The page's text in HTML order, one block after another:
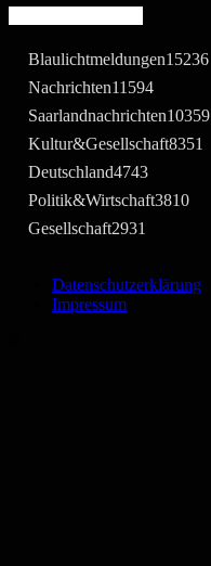
Blaulichtmeldungen15236
Nachrichten11594
Saarlandnachrichten10359
Kultur&Gesellschaft8351
Deutschland4743
Politik&Wirtschaft3810
Gesellschaft2931
Datenschutzerklärung
Impressum